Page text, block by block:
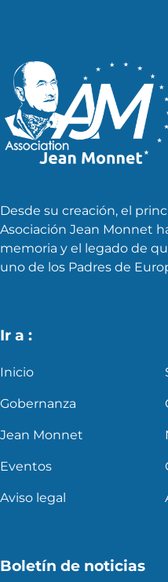
Desde su creación, el
Asociación Jean Monnet
memoria y el legado de
uno de los Padres de
Ir a :
Inicio
Gobernanza
Jean Monnet
Eventos
Aviso legal
Boletín de noticias